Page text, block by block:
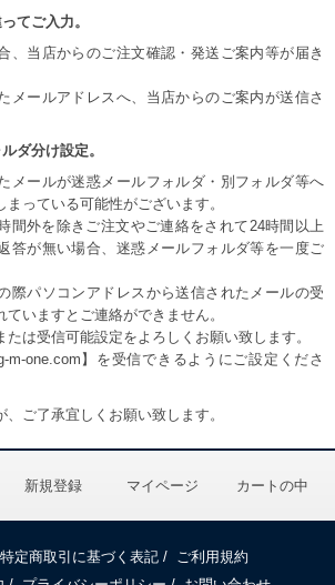
てご入力。
、当店からのご注文確認・発送ご案内等が届き
メールアドレスへ、当店からのご案内が送信さ
ダ分け設定。
メールが迷惑メールフォルダ・別フォルダ等へ
っている可能性がございます。
間外を除きご注文やご連絡をされて24時間以上
答が無い場合、迷惑メールフォルダ等を一度ご
際パソコンアドレスから送信されたメールの受
いますとご連絡ができません。
は受信可能設定をよろしくお願い致します。
m-one.com】を受信できるようにご設定くださ
ご了承宜しくお願い致します。
新規登録 マイページ カートの中
特定商取引に基づく表記 /
ご利用規約